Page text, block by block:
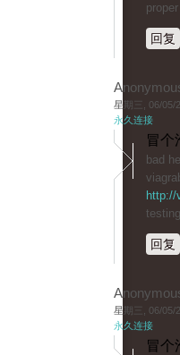
回复
星期三, 06/05/
永久连接
冒个
bad
http://
回复
星期三, 06/05/
永久连接
冒个